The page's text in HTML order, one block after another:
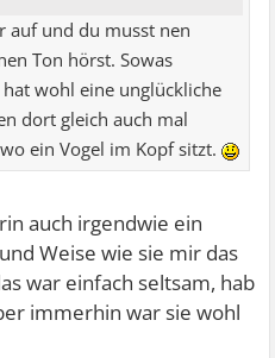
auf und du musst nen
Ton hörst. Sowas
wohl eine unglückliche
dort gleich auch mal
ein Vogel im Kopf sitzt.
auch irgendwie ein
Weise wie sie mir das
war einfach seltsam, hab
immerhin war sie wohl